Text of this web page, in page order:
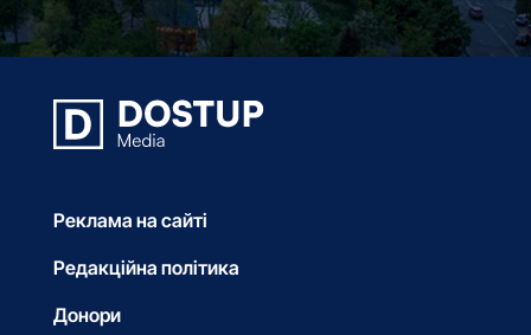
Реклама на сайті
Редакційна політика
Донори